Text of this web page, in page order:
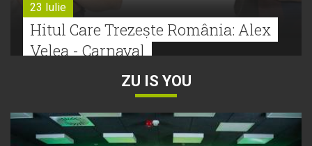
23 Iulie
Hitul Care Trezește România: Alex
Velea - Carnaval
Bătălie strânsă la Hitul Monstru Al
Verii: Cabron versus Faydee
ZU IS YOU